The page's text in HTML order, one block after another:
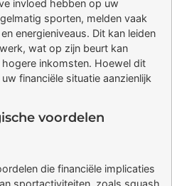
invloed hebben op uw
sporten, melden vaak
energieniveaus. Dit kan leiden
wat op zijn beurt kan
inkomsten. Hoewel dit
financiële situatie aanzienlijk
voordelen
die financiële implicaties
sportactiviteiten, zoals squash